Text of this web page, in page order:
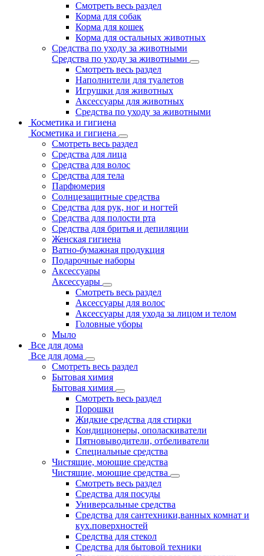
Смотреть весь раздел
Корма для собак
Корма для кошек
Корма для остальных животных
Средства по уходу за животными
Средства по уходу за животными
Смотреть весь раздел
Наполнители для туалетов
Игрушки для животных
Аксессуары для животных
Средства по уходу за животными
Косметика и гигиена
Косметика и гигиена
Смотреть весь раздел
Средства для лица
Средства для волос
Средства для тела
Парфюмерия
Солнцезащитные средства
Средства для рук, ног и ногтей
Средства для полости рта
Средства для бритья и депиляции
Женская гигиена
Ватно-бумажная продукция
Подарочные наборы
Аксессуары
Аксессуары
Смотреть весь раздел
Аксессуары для волос
Аксессуары для ухода за лицом и телом
Головные уборы
Мыло
Все для дома
Все для дома
Смотреть весь раздел
Бытовая химия
Бытовая химия
Смотреть весь раздел
Порошки
Жидкие средства для стирки
Кондиционеры, ополаскиватели
Пятновыводители, отбеливатели
Специальные средства
Чистящие, моющие средства
Чистящие, моющие средства
Смотреть весь раздел
Средства для посуды
Универсальные средства
Средства для сантехники,ванных комнат и
кух.поверхностей
Средства для стекол
Средства для бытовой техники